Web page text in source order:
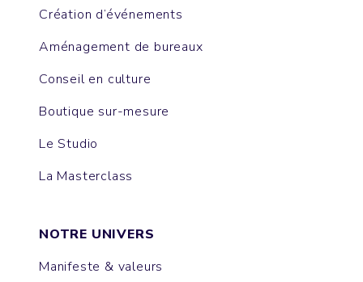
Création d’événements
Aménagement de bureaux
Conseil en culture
Boutique sur-mesure
Le Studio
La Masterclass
NOTRE UNIVERS
Manifeste & valeurs